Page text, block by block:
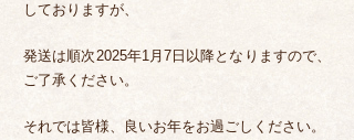
しておりますが、
発送は順次2025年1月7日以降となりますので、
ご了承ください。
それでは皆様、良いお年をお過ごしください。